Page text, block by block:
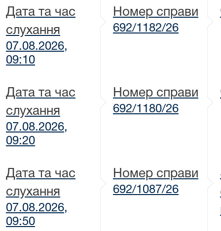
Дата та час
слухання
07.08.2026,
09:10
Номер справи
692/1182/26
Дата та час
слухання
07.08.2026,
09:20
Номер справи
692/1180/26
Дата та час
слухання
07.08.2026,
09:50
Номер справи
692/1087/26